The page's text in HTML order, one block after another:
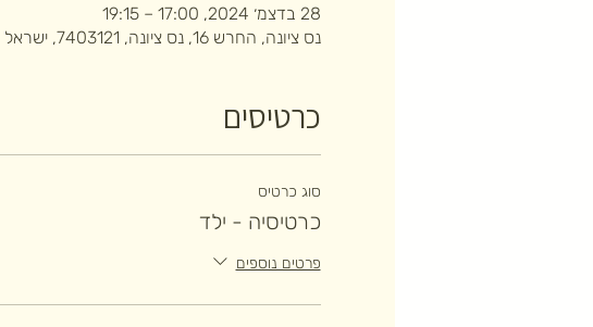
28 בדצמ׳ 2024, 17:00 – 19:15
נס ציונה, החרש 16, נס ציונה, 7403121, ישראל
כרטיסים
סוג כרטיס
כרטיסיה - ילד
פרטים נוספים